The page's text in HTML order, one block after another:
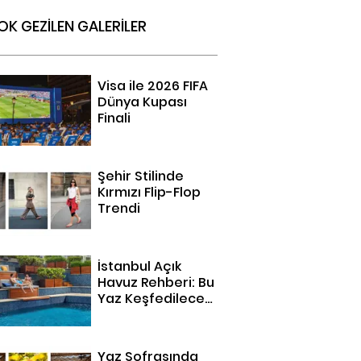
GEZİLEN GALERİLER
Visa ile 2026 FIFA
Dünya Kupası
Finali
Şehir Stilinde
Kırmızı Flip-Flop
Trendi
İstanbul Açık
Havuz Rehberi: Bu
Yaz Keşfedilecek
Yaz Sofrasında